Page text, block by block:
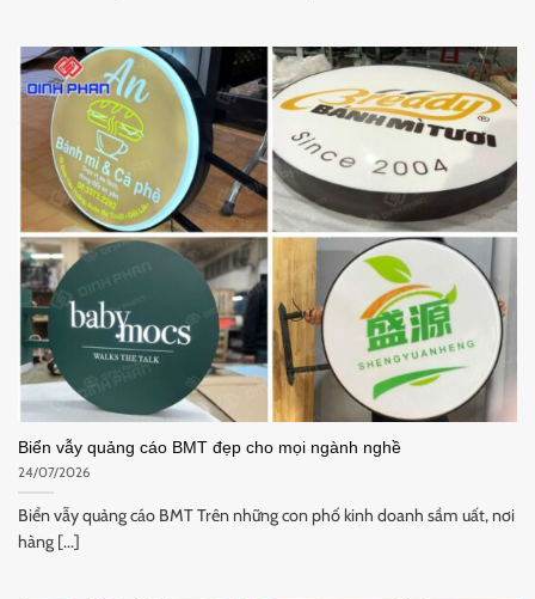
Biển vẫy quảng cáo BMT đẹp cho mọi ngành nghề
24/07/2026
Biển vẫy quảng cáo BMT Trên những con phố kinh doanh sầm uất, nơi
hàng [...]